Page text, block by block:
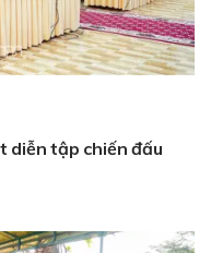
diễn tập chiến đấu